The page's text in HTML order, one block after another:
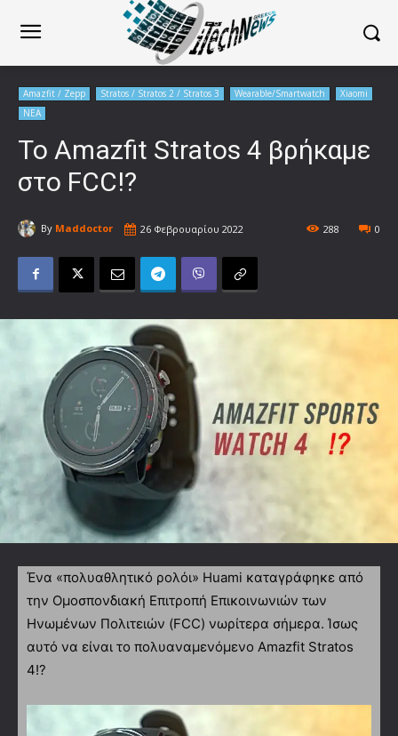
Amazfit / Zepp Stratos / Stratos 2 / Stratos 3 Wearable/Smartwatch
Xiaomi
ΝΕΑ
Το Amazfit Stratos 4 βρήκαμε
στο FCC!?
By Maddoctor 26 Φεβρουαρίου 2022 0
288
Ένα «πολυαθλητικό ρολόι» Huami καταγράφηκε από
την Ομοσπονδιακή Επιτροπή Επικοινωνιών των
Ηνωμένων Πολιτειών (FCC) νωρίτερα σήμερα. Ίσως
αυτό να είναι το πολυαναμενόμενο Amazfit Stratos
4!?